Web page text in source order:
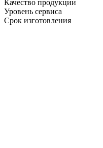
Качество продукции
Уровень сервиса
Срок изготовления